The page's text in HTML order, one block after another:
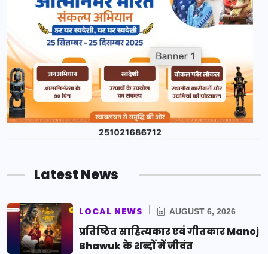
Latest News
LOCAL NEWS AUGUST 6, 2026
प्रतिष्ठित साहित्यकार एवं गीतकार Manoj
Bhawuk के शब्दों में जीवंत